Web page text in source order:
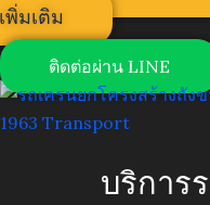
เพิ่มเติม
ติดต่อผ่าน LINE
บริการ